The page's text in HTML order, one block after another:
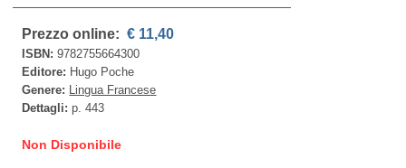
Prezzo online: € 11,40
ISBN:9782755664300
Editore: Hugo Poche
Genere: Lingua Francese
Dettagli:p. 443
Non Disponibile